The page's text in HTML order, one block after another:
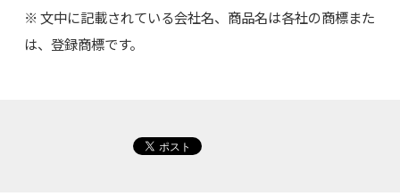
※ 文中に記載されている会社名、商品名は各社の商標また
は、登録商標です。